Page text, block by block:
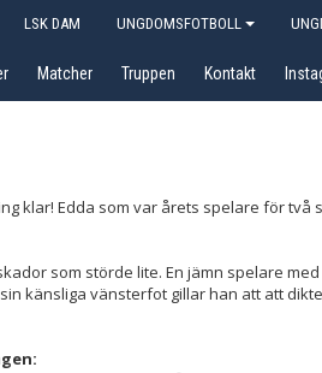
LSK DAM UNGDOMSFOTBOLL
Matcher Truppen Kontakt
klar! Edda som var årets spelare för två
som störde lite. En jämn spelare
känsliga vänsterfot gillar han att att